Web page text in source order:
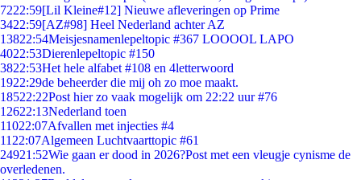
7222:59[Lil Kleine#12] Nieuwe afleveringen op Prime
3422:59[AZ#98] Heel Nederland achter AZ
13822:54Meisjesnamenlepeltopic #367 LOOOOL LAPO
4022:53Dierenlepeltopic #150
3822:53Het hele alfabet #108 en 4letterwoord
1922:29de beheerder die mij oh zo moe maakt.
18522:22Post hier zo vaak mogelijk om 22:22 uur #76
12622:13Nederland toen
11022:07Afvallen met injecties #4
11 22:07Algemeen Luchtvaarttopic #61
24921:52Wie gaan er dood in 2026?Post met een vleugje cynisme de
overledenen.